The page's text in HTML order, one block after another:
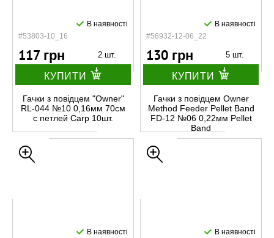
#53803-10_16
В наявності
117 грн 2 шт.
КУПИТИ
Гачки з повідцем "Owner"
RL-044 №10 0,16мм 70см
с петлей Carp 10шт.
#56932-12-06_22
В наявності
130 грн 5 шт.
КУПИТИ
Гачки з повідцем Owner
Method Feeder Pellet Band
FD-12 №06 0,22мм Pellet
Band
В наявності В наявності